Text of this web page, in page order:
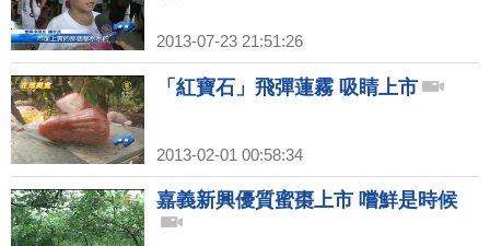
2013-07-23 21:51:26
「紅寶石」飛彈蓮霧 吸睛上市
2013-02-01 00:58:34
嘉義新興優質蜜棗上市 嚐鮮是時候